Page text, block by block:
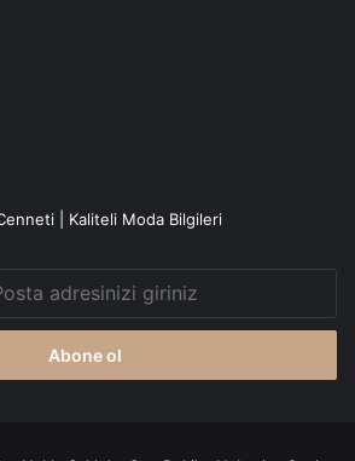
| Kaliteli Moda Bilgileri